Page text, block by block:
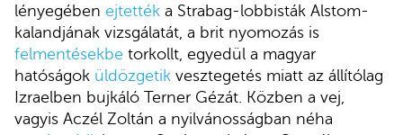
lényegében ejtették a Strabag-lobbisták Alstom-
kalandjának vizsgálatát, a brit nyomozás is
felmentésekbe torkollt, egyedül a magyar
hatóságok üldözgetik vesztegetés miatt az állítólag
Izraelben bujkáló Terner Gézát. Közben a vej,
vagyis Aczél Zoltán a nyilvánosságban néha